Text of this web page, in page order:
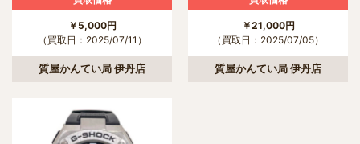
￥5,000円
（買取日：2025/07/11）
質屋かんてい局 伊丹店
￥21,000円
（買取日：2025/07/05）
質屋かんてい局 伊丹店